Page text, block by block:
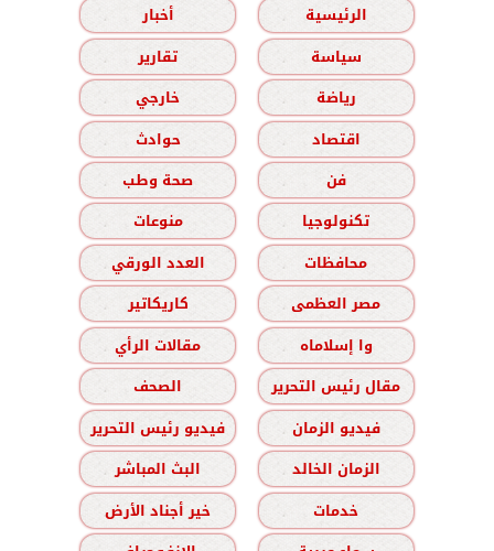
الرئيسية
أخبار
سياسة
تقارير
رياضة
خارجي
اقتصاد
حوادث
فن
صحة وطب
تكنولوجيا
منوعات
محافظات
العدد الورقي
مصر العظمى
كاريكاتير
وا إسلاماه
مقالات الرأي
مقال رئيس التحرير
الصحف
فيديو الزمان
فيديو رئيس التحرير
الزمان الخالد
البث المباشر
خدمات
خير أجناد الأرض